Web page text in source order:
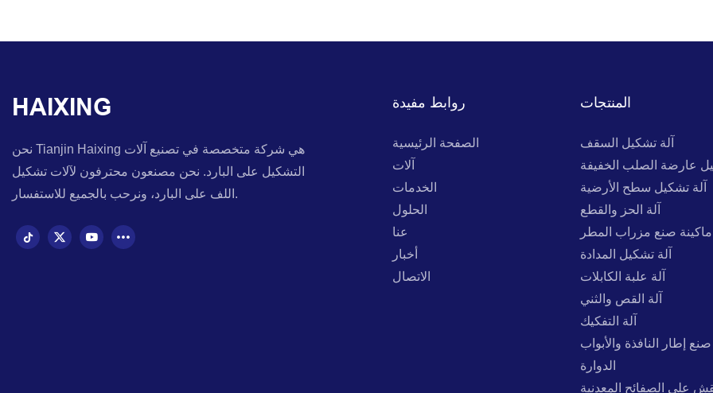
HAIXING
نحن Tianjin Haixing هي شركة متخصصة في تصنيع آلات
التشكيل على البارد. نحن مصنعون محترفون لآلات تشكيل
اللف على البارد، ونرحب بالجميع للاستفسار.
روابط مفيدة
الصفحة الرئيسية
آلات
الخدمات
الحلول
عنا
أخبار
الاتصال
المنتجات
آلة تشكيل السقف
عارضة الصلب الخفيفة
آلة تشكيل سطح الأرضية
آلة الحز والقطع
ماكينة صنع مزراب المطر
آلة تشكيل المدادة
آلة علبة الكابلات
آلة القص والثني
آلة التفكيك
إطار النافذة والأبواب
الدوارة
على الصفائح المعدنية